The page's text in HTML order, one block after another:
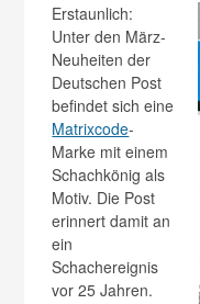
Erstaunlich:
Unter den März-
Neuheiten der
Deutschen Post
befindet sich eine
Matrixcode-
Marke mit einem
Schachkönig als
Motiv. Die Post
erinnert damit an
ein
Schachereignis
vor 25 Jahren.